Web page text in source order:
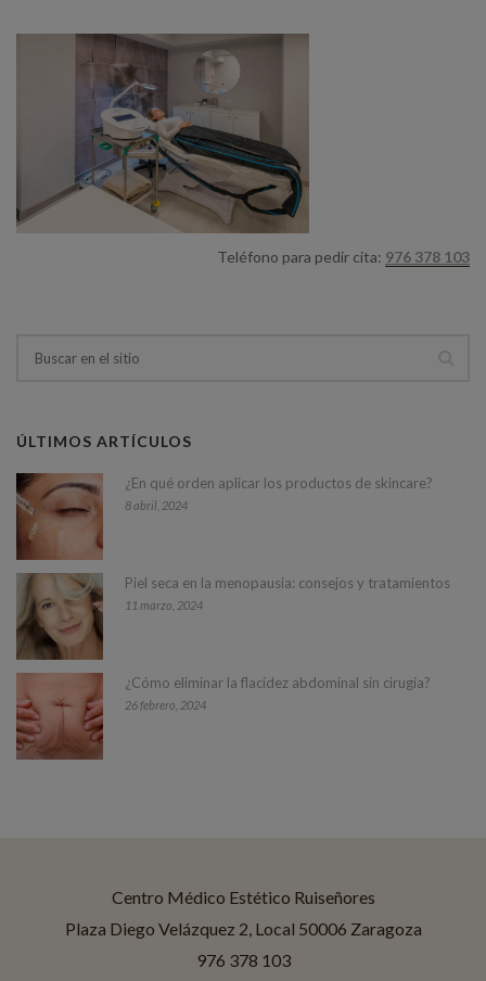
Teléfono para pedir cita: 976 378 103
ÚLTIMOS ARTÍCULOS
¿En qué orden aplicar los productos de skincare?
8 abril, 2024
Piel seca en la menopausia: consejos y tratamientos
11 marzo, 2024
¿Cómo eliminar la flacidez abdominal sin cirugía?
26 febrero, 2024
Centro Médico Estético Ruiseñores
Plaza Diego Velázquez 2, Local 50006 Zaragoza
976 378 103
¡Hola! Soy Jessica